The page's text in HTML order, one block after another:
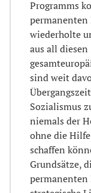
Programms
wiederholte
aus all
sind weit
Sozialismus
niemals der
ohne die
schaffen
Grundsätze,